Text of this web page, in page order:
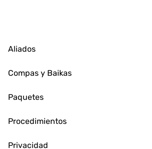
Aliados
Compas y Baikas
Paquetes
Procedimientos
Privacidad